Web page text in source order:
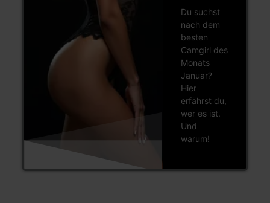
Du suchst
nach dem
besten
Camgirl des
Monats
Januar?
Hier
erfährst du,
wer es ist.
Und
warum!